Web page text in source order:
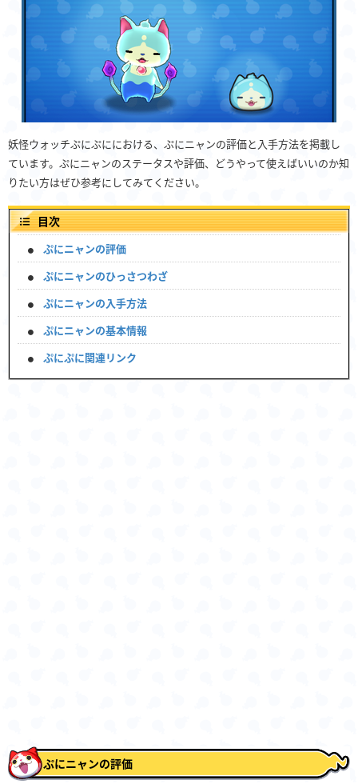
妖怪ウォッチぷにぷににおける、ぷにニャンの評価と入手方法を掲載し
ています。ぷにニャンのステータスや評価、どうやって使えばいいのか知
りたい方はぜひ参考にしてみてください。
目次
ぷにニャンの評価
ぷにニャンのひっさつわざ
ぷにニャンの入手方法
ぷにニャンの基本情報
ぷにぷに関連リンク
ぷにニャンの評価